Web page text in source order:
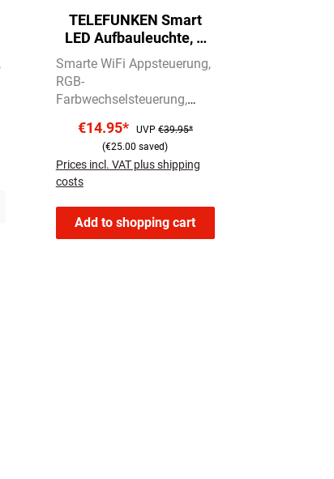
TELEFUNKEN Smart
LED Aufbauleuchte, Ø
22,5 cm, 18 W, Matt-
Nickel
Smarte WiFi Appsteuerung
RGB-
Farbwechselsteuerung
Farbtemperatursteuerung
€14.95* UVP €39.95*
(€25.00 saved)
Prices incl. VAT plus shipping
costs
Add to shopping cart